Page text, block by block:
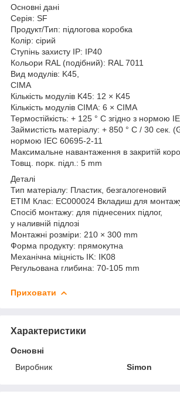
Основні дані
Серія: SF
Продукт/Тип: підлогова коробка
Колір: сірий
Ступінь захисту IP: IP40
Кольори RAL (подібний): RAL 7011
Вид модулів: K45,
CIMA
Кількість модулів K45: 12 × K45
Кількість модулів CIMA: 6 × CIMA
Термостійкість: + 125 ° C згідно з нормою
Займистість матеріалу: + 850 ° C / 30 сек.
нормою IEC 60695-2-11
Максимальне навантаження в закритій
Товщ. порк. підл.: 5 mm
Деталі
Тип матеріалу: Пластик, безгалогеновий
ETIM Клас: EC000024 Вкладиш для монтажу
Спосіб монтажу: для піднесених підлог,
у наливній підлозі
Монтажні розміри: 210 × 300 mm
Форма продукту: прямокутна
Механічна міцність IK: IK08
Регульована глибина: 70-105 mm
Приховати
Характеристики
Основні
Виробник
Simon